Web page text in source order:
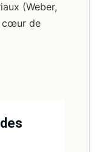
(Weber,
cœur de